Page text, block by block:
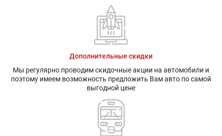
Дополнительные скидки
Мы регулярно проводим скидочные акции на автомобили и
поэтому имеем возможность предложить Вам авто по самой
выгодной цене